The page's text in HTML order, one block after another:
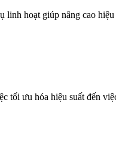
hoạt giúp nâng cao
tối ưu hóa hiệu suất đến